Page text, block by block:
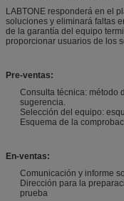
LABTONE responderá en el
soluciones y eliminará faltas
de la garantía del equipo
proporcionar usuarios de los
Pre-ventas:
Consulta técnica: método
sugerencia.
Selección del equipo:
Esquema de la
En-ventas:
Comunicación y informe
Dirección para la
prueba